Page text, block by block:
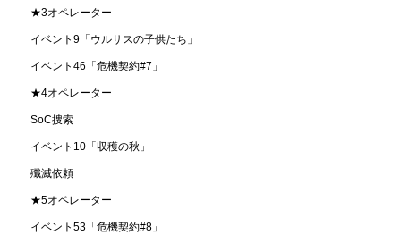
★3オペレーター
イベント9「ウルサスの子供たち」
イベント46「危機契約#7」
★4オペレーター
SoC捜索
イベント10「収穫の秋」
殲滅依頼
★5オペレーター
イベント53「危機契約#8」